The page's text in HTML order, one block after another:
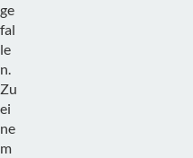
ge
fal
le
n.
Zu
ei
ne
m